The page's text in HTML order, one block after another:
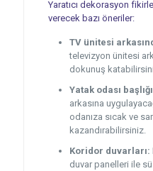
Yaratıcı dekorasyon
verecek bazı öneriler:
TV ünitesi
televizyon ünitesi
dokunuş
Yatak odası
arkasına
odanıza sıcak ve
kazandırabilirsiniz.
Koridor duvarları:
duvar panelleri ile